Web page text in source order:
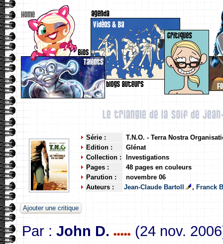
Série :
T.N.O. - Terra Nostra
Edition :
Glénat
Collection :
Investigations
Pages :
48 pages en couleurs
Parution :
novembre 06
Auteurs :
Jean-Claude Bartoll , Franck
Ajouter une critique
Par : John D.
(24 nov.